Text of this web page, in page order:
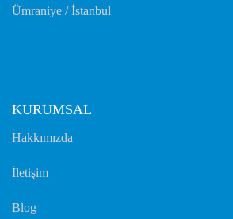
Ümraniye / İstanbul
KURUMSAL
Hakkımızda
İletişim
Blog